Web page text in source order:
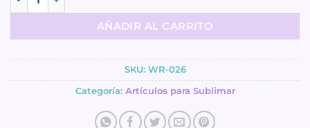
AÑADIR AL CARRITO
SKU: WR-026
Categoría: Artículos para Sublimar